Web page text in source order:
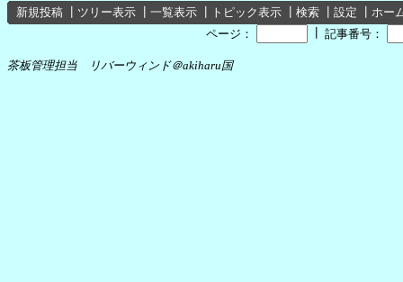
新規投稿 ツリー表示 一覧表示 トピック表示 検索 設定
ホー
ページ：
記事番号：
茶板管理担当 リバーウィンド＠akiharu国